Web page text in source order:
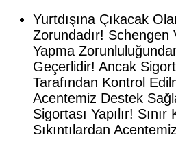
Yurtdışına Çıkacak
Zorundadır! Schengen
Yapma
Geçerlidir! Ancak
Tarafından Kontrol
Acentemiz Destek
Sigortası Yapılır!
Sıkıntılardan